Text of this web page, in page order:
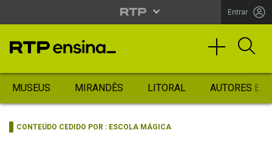
Entrar
MUSEUS MIRANDÊS LITORAL AUTORES
CONTEÚDO CEDIDO POR : ESCOLA MÁGICA